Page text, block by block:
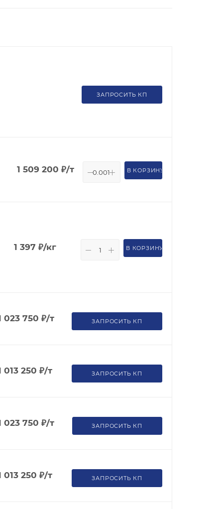
ЗАПРОСИТЬ КП
1 509 200 ₽/т В КОРЗИНУ
1 397 ₽/кг В КОРЗИНУ
023 750 ₽/т ЗАПРОСИТЬ КП
013 250 ₽/т ЗАПРОСИТЬ КП
023 750 ₽/т ЗАПРОСИТЬ КП
013 250 ₽/т ЗАПРОСИТЬ КП